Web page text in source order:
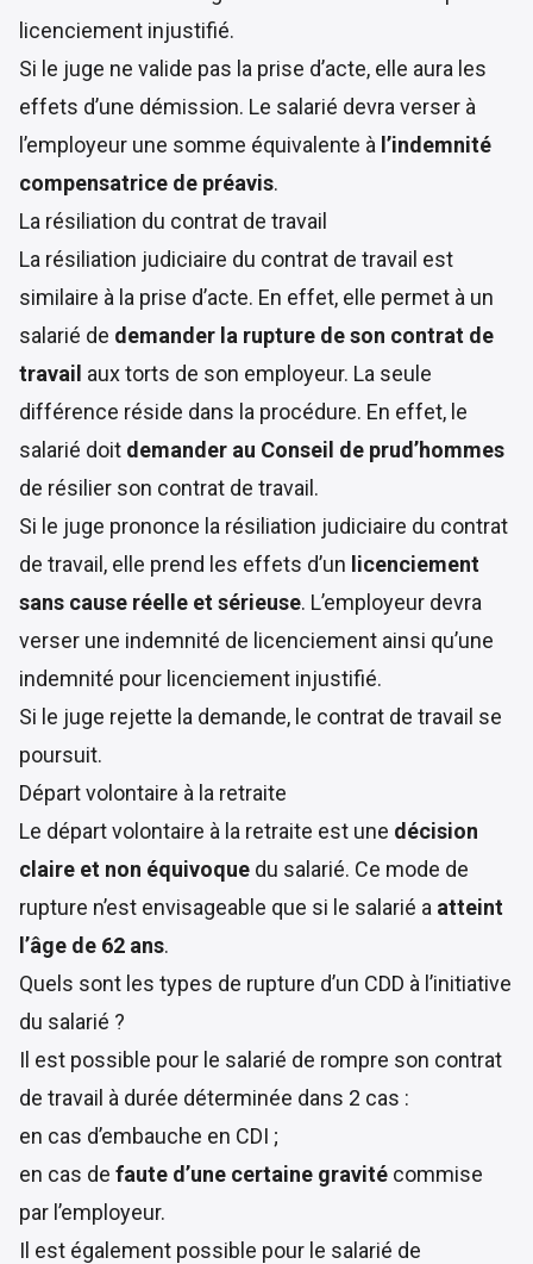
licenciement injustifié.
Si le juge ne valide pas la prise d’acte, elle aura les
effets d’une démission. Le salarié devra verser à
l’employeur une somme équivalente à l’indemnité
compensatrice de préavis.
La résiliation du contrat de travail
La résiliation judiciaire du contrat de travail est
similaire à la prise d’acte. En effet, elle permet à un
salarié de demander la rupture de son contrat de
travail aux torts de son employeur. La seule
différence réside dans la procédure. En effet, le
salarié doit demander au Conseil de prud’hommes
de résilier son contrat de travail.
Si le juge prononce la résiliation judiciaire du contrat
de travail, elle prend les effets d’un licenciement
sans cause réelle et sérieuse. L’employeur devra
verser une indemnité de licenciement ainsi qu’une
indemnité pour licenciement injustifié.
Si le juge rejette la demande, le contrat de travail se
poursuit.
Départ volontaire à la retraite
Le départ volontaire à la retraite est une décision
claire et non équivoque du salarié. Ce mode de
rupture n’est envisageable que si le salarié a atteint
l’âge de 62 ans.
Quels sont les types de rupture d’un CDD à l’initiative
du salarié ?
Il est possible pour le salarié de rompre son contrat
de travail à durée déterminée dans 2 cas :
en cas d’embauche en CDI ;
en cas de faute d’une certaine gravité commise
par l’employeur.
Il est également possible pour le salarié de